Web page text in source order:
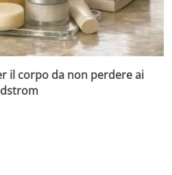
il corpo da non perdere ai